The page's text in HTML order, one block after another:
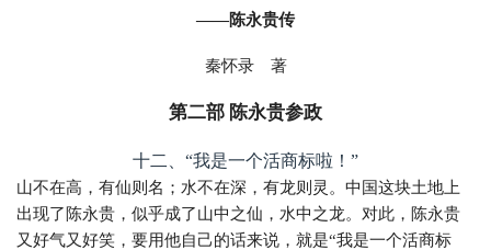
——陈永贵传
秦怀录 著
第二部 陈永贵参政
十二、“我是一个活商标啦！”
山不在高，有仙则名；水不在深，有龙则灵。中国这块土地上
出现了陈永贵，似乎成了山中之仙，水中之龙。对此，陈永贵
又好气又好笑，要用他自己的话来说，就是“我是一个活商标